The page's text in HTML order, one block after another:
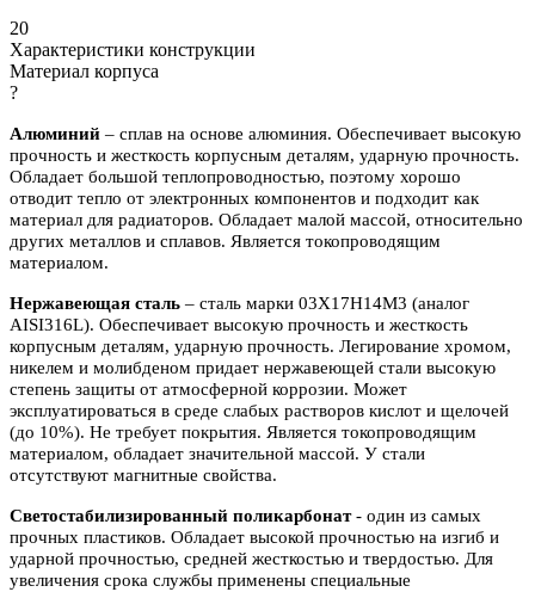
20
Характеристики конструкции
Материал корпуса
?
Алюминий – сплав на основе алюминия. Обеспечивает высокую
прочность и жесткость корпусным деталям, ударную прочность.
Обладает большой теплопроводностью, поэтому хорошо
отводит тепло от электронных компонентов и подходит как
материал для радиаторов. Обладает малой массой, относительно
других металлов и сплавов. Является токопроводящим
материалом.
Нержавеющая сталь – сталь марки 03Х17Н14М3 (аналог
AISI316L). Обеспечивает высокую прочность и жесткость
корпусным деталям, ударную прочность. Легирование хромом,
никелем и молибденом придает нержавеющей стали высокую
степень защиты от атмосферной коррозии. Может
эксплуатироваться в среде слабых растворов кислот и щелочей
(до 10%). Не требует покрытия. Является токопроводящим
материалом, обладает значительной массой. У стали
отсутствуют магнитные свойства.
Светостабилизированный поликарбонат- один из самых
прочных пластиков. Обладает высокой прочностью на изгиб и
ударной прочностью, средней жесткостью и твердостью. Для
увеличения срока службы применены специальные